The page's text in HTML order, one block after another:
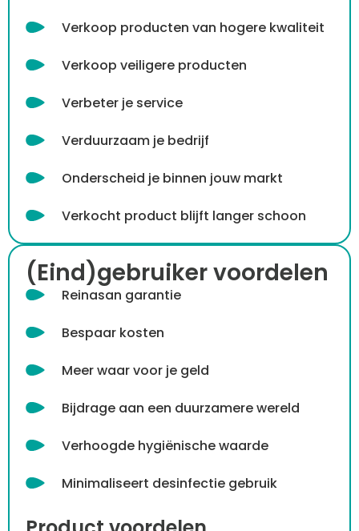
Verkoop producten van hogere kwaliteit
Verkoop veiligere producten
Verbeter je service
Verduurzaam je bedrijf
Onderscheid je binnen jouw markt
Verkocht product blijft langer schoon
(Eind)gebruiker voordelen
Reinasan garantie
Bespaar kosten
Meer waar voor je geld
Bijdrage aan een duurzamere wereld
Verhoogde hygiënische waarde
Minimaliseert desinfectie gebruik